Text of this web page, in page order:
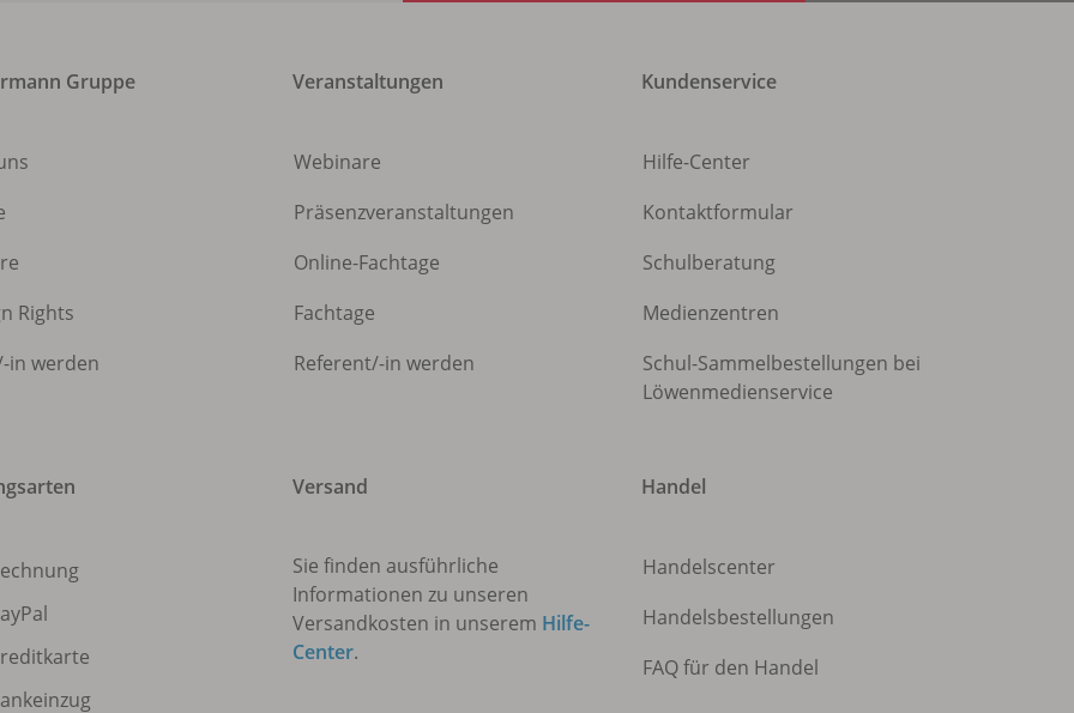
Gruppe
Rights
-in werden
Veranstaltungen
Webinare
Präsenzveranstaltungen
Online-Fachtage
Fachtage
Referent/-in werden
Kundenservice
Hilfe-Center
Kontaktformular
Schulberatung
Medienzentren
Schul-Sammelbestellungen bei
Löwenmedienservice
Versand
Sie finden ausführliche
Informationen zu unseren
Versandkosten in unserem Hilfe-
Center.
Handel
Handelscenter
Handelsbestellungen
FAQ für den Handel